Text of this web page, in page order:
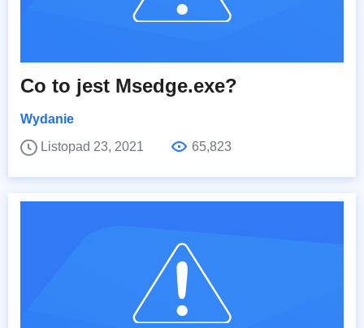
Co to jest Msedge.exe?
Wydanie
Listopad 23, 2021
65,823